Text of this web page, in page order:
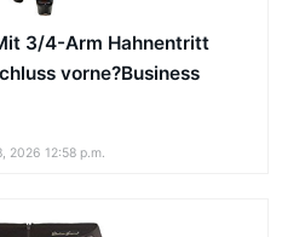
3/4-Arm Hahnentritt
vorne?Business
EU 38/M
2026 12:58 p.m.